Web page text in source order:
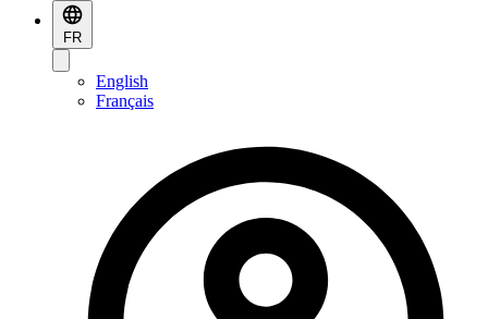
FR
English
Français